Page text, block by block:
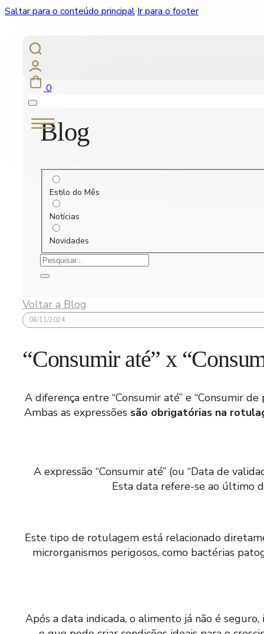
Saltar para o conteúdo principal Ir para o footer
0
Blog
Estilo do Mês
Notícias
Novidades
Voltar a Blog
06/11/2024
“Consumir até” x
A diferença entre “Consumir até” e “Consumir
Ambas as expressões são obrigatórias na
A expressão “Consumir até” (ou “Data de
Esta data refere-se ao último
Este tipo de rotulagem está relacionado
microrganismos perigosos, como bactérias
Após a data indicada, o alimento já não é